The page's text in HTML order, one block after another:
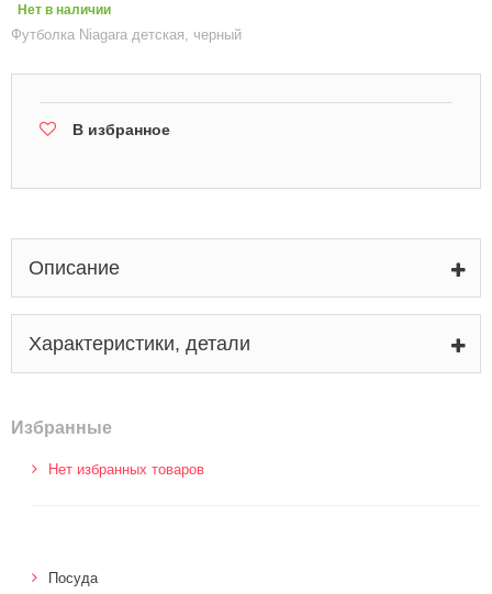
Нет в наличии
Футболка Niagara детская, черный
В избранное
Описание
Характеристики, детали
Избранные
Нет избранных товаров
Посуда